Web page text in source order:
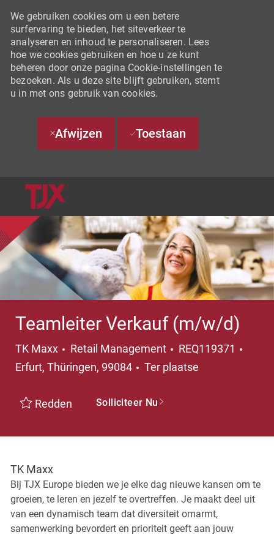
We gebruiken cookies om u een betere
surfervaring te bieden, het siteverkeer te
analyseren en inhoud te personaliseren. Lees
hoe we cookies gebruiken en hoe u ze kunt
beheren door onze pagina Cookie-instellingen te
bezoeken. Als u deze site blijft gebruiken, stemt
u in met ons gebruik van cookies.
Afwijzen Toestaan
Teamleiter Verkauf (m/w/d)
TK Maxx Categorie
Retail Management REQ119371
Erfurt, Thüringen, 99084
Ter plaatse
Redden Solliciteer Nu
TK Maxx
Bij TJX Europe bieden we je elke dag nieuwe kansen om te
groeien, te leren en jezelf te overtreffen. Je maakt deel uit
van een dynamisch team dat diversiteit omarmt,
samenwerking bevordert en prioriteit geeft aan jouw